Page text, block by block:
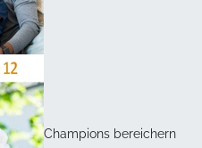
Champions bereichern